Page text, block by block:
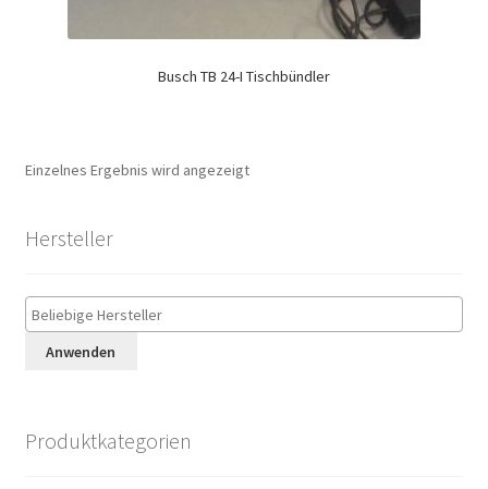
Busch TB 24-I Tischbündler
Einzelnes Ergebnis wird angezeigt
Hersteller
Anwenden
Produktkategorien